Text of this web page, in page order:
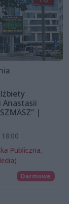
Anastasii
|
Publiczna,
Darmowe